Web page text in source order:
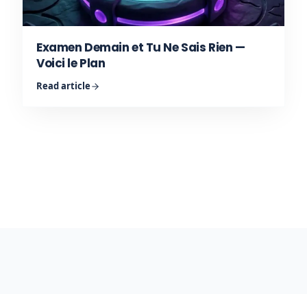
Examen Demain et Tu Ne Sais Rien —
Voici le Plan
Read article